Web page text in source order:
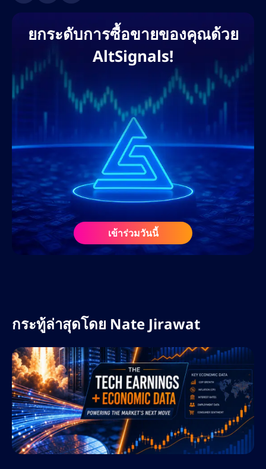
เคยร่วมงานกับแพลตฟอร์มแลกเปลี่ยนคริปโต
ชั้นนำ โบรกเกอร์ฟอเร็กซ์ โครงการ DeFi และ
แพลตฟอร์มการศึกษาด้านการซื้อขาย เพื่อช่วย
ให้แบรนด์ต่างๆ ขยายการเข้าถึงบนโลกดิจิทัล
และครองอันดับการค้นหา แนวทางที่ขับเคลื่อน
ด้วยข้อมูลของเขาช่วยให้มั่นใจได้ว่าจะได้รับ
ROI สูงสุด การมีส่วนร่วมของผู้ใช้ และการสร้าง
ลีดสูงสุด ผ่านบล็อกที่ปรับแต่ง SEO หน้าแลนดิ้ง
เพจ และกลยุทธ์คอนเทนต์ที่เน้นการแปลงเป็น
ลูกค้า
ก่อนร่วมงานกับ AltSignals ในเดือนกุมภาพันธ์
2568 เนทเคยร่วมงานกับเว็บไซต์สื่อคริปโตชั้น
นำ ศูนย์การเรียนรู้ฟอเร็กซ์ และโปรเจกต์ Web3
ในฐานะที่ปรึกษา SEO และนักวางกลยุทธ์ด้าน
เนื้อหา ความรู้ความเข้าใจอย่างลึกซึ้งเกี่ยวกับ
ตลาดคริปโตและฟอเร็กซ์ ประกอบกับความรู้
ที่ AltSignals เนทรับผิดชอบในการขยายการ
เข้าถึงแบรนด์ทั่วโลก เพิ่มประสิทธิภาพกลยุทธ์
คอนเทนต์สำหรับ ActualizeAI และนำแนวทาง
ปฏิบัติที่ดีที่สุดด้าน SEO มาใช้ เพื่อขับเคลื่อนการ
เติบโตอย่างยั่งยืน เขามุ่งเน้นไปที่การใช้
ประโยชน์จากคีย์เวิร์ดที่มีผู้สนใจสูง การ
วางแผนคอนเทนต์เชิงกลยุทธ์ และการวิเคราะห์
คู่แข่ง เพื่อให้มั่นใจว่า AltSignals ยังคงเป็นผู้นำ
ยกระดับการซื้อขายของคุณด้วย
AltSignals!
เข้าร่วมวันนี้
กระทู้ล่าสุดโดย Nate Jirawat